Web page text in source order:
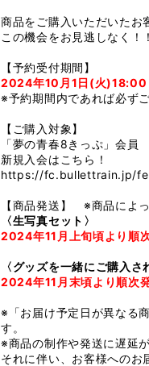
商品をご購入いただいたお
この機会をお見逃しなく！！
【予約受付期間】
2024年10月1日(火
※予約期間内であれば必ず
【ご購入対象】
「夢の青春8きっぷ」会員
新規入会はこちら！
https://fc.bullettrain.jp/
【商品発送】 ※商品によ
〈生写真セット〉
2024年11月上旬頃より順
〈グッズを一緒にご購入さ
2024年11月末頃より順次
※「お届け予定日が異なる
す。
※商品の制作や発送に遅延
それに伴い、お客様へのお